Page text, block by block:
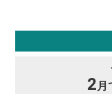
2月